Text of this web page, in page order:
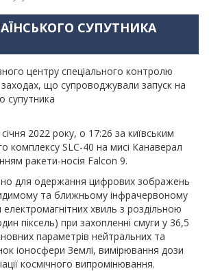
СУПУТНИКА
центру спеціального контролю
що супроводжували запуск на
супутника
2022 року, о 17:26 за київським
комплексу SLC-40 на мисі Канаверал
ракети-носія Falcon 9.
для одержання цифрових зображень
та ближньому інфрачервоному
хвиль з роздільною
піксель) при захопленні смуги у 36,5
параметрів нейтральних та
іоносфери Землі, вимірювання дози
космічного випромінювання.